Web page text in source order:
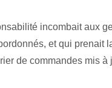
incombait aux
et qui prenait
de commandes mis à